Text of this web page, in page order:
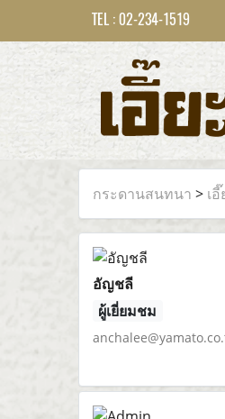
TEL : 02-234-1519
กระดานสนทนา > เ
อัญชลี
ผู้เยี่ยมชม